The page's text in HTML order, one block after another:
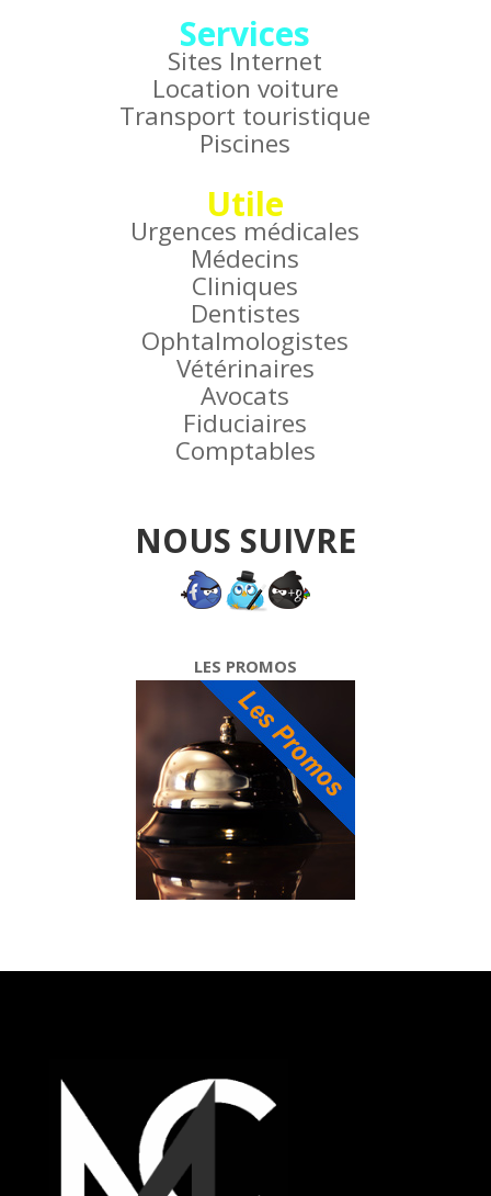
Services
Sites Internet
Location voiture
Transport touristique
Piscines
Utile
Urgences médicales
Médecins
Cliniques
Dentistes
Ophtalmologistes
Vétérinaires
Avocats
Fiduciaires
Comptables
NOUS SUIVRE
LES PROMOS